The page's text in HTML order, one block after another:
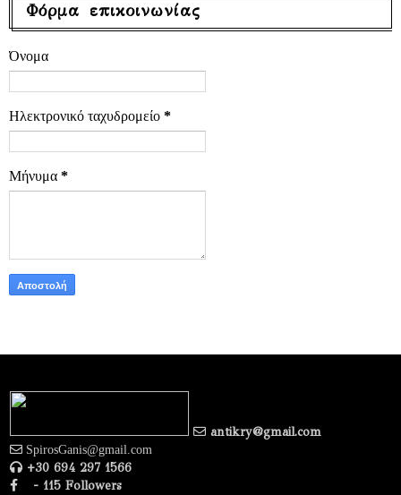
Φόρμα επικοινωνίας
Όνομα
Ηλεκτρονικό ταχυδρομείο *
Μήνυμα *
antikry@gmail.com
SpirosGanis@gmail.com
+30 694 297 1566
- 115 Followers